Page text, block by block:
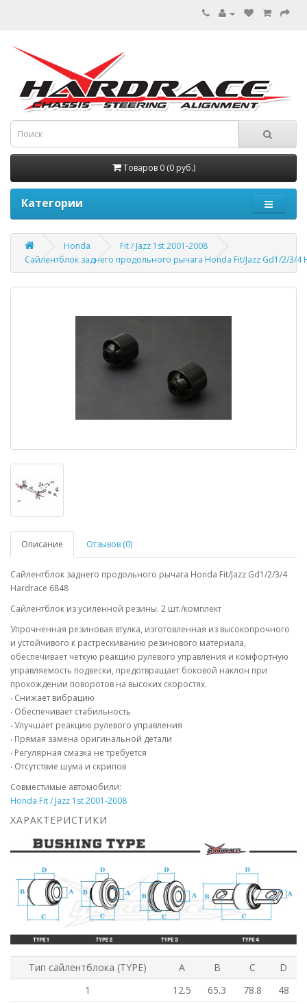
Товаров 0 (0 руб.)
Категории
Honda
Fit / Jazz 1st 2001-2008
Сайлентблок заднего продольного рычага Honda Fit/Jazz Gd1/2/3/4
Описание Отзывов (0)
Сайлентблок заднего продольного рычага Honda Fit/Jazz Gd1/2/3/4
Hardrace 6848
Сайлентблок из усиленной резины. 2 шт./комплект
Упрочненная резиновая втулка, изготовленная из высокопрочного
и устойчивого к растрескиванию резинового материала,
обеспечивает четкую реакцию рулевого управления и комфортную
управляемость подвески, предотвращает боковой наклон при
прохождении поворотов на высоких скоростях.
‧ Снижает вибрацию
‧ Обеспечивает стабильность
‧ Улучшает реакцию рулевого управления
‧ Прямая замена оригинальной детали
‧ Регулярная смазка не требуется
‧ Отсутствие шума и скрипов
Совместимые автомобили:
Honda Fit / Jazz 1st 2001-2008
ХАРАКТЕРИСТИКИ
Тип сайлентблока (TYPE) A B C
D
1
12.5 65.3 78.8
48